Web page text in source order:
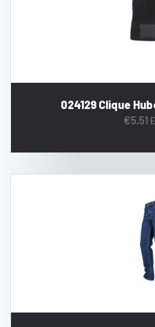
024129 Clique
€5,51